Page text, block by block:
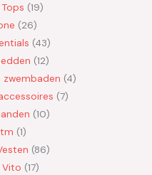
19
26
43
12
4
7
10
1
86
Vito 17